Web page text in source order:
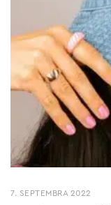
7. SEPTEMBRA 2022